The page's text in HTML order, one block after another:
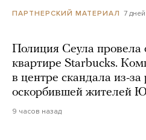
ПАРТНЕРСКИЙ МАТЕРИАЛ 7
Полиция Сеула провела
квартире Starbucks.
в центре скандала из-
оскорбившей жителей
9 часов назад